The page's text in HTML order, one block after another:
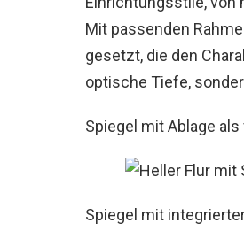
Mit passenden
gesetzt, die den
optische Tiefe,
Spiegel mit Ablage
Spiegel mit